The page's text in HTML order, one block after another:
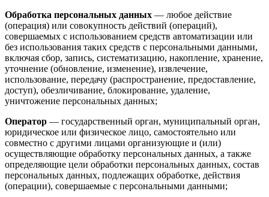
Обработка персональных данных — любое действие
(операция) или совокупность действий (операций),
совершаемых с использованием средств автоматизации или
без использования таких средств с персональными данными,
включая сбор, запись, систематизацию, накопление, хранение,
уточнение (обновление, изменение), извлечение,
использование, передачу (распространение, предоставление,
доступ), обезличивание, блокирование, удаление,
уничтожение персональных данных;
Оператор — государственный орган, муниципальный орган,
юридическое или физическое лицо, самостоятельно или
совместно с другими лицами организующие и (или)
осуществляющие обработку персональных данных, а также
определяющие цели обработки персональных данных, состав
персональных данных, подлежащих обработке, действия
(операции), совершаемые с персональными данными;